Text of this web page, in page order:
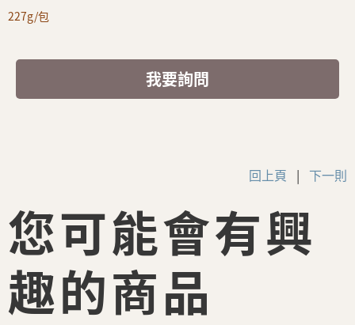
227g/包
我要詢問
回上頁 | 下一則
您可能會有興
趣的商品